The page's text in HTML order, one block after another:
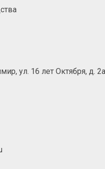
ул. 16 лет Октября, д. 2а